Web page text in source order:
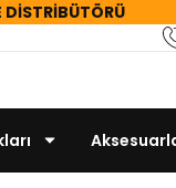
DİSTRİBÜTÖRÜ